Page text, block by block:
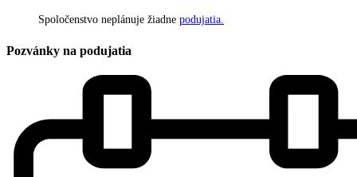
Spoločenstvo neplánuje žiadne podujatia.
Pozvánky na podujatia